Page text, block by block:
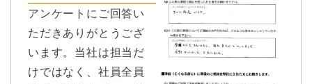
アンケートにご回答い
ただきありがとうござ
います。当社は担当だ
けではなく、社員全員